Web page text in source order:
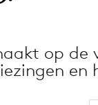
op de
en